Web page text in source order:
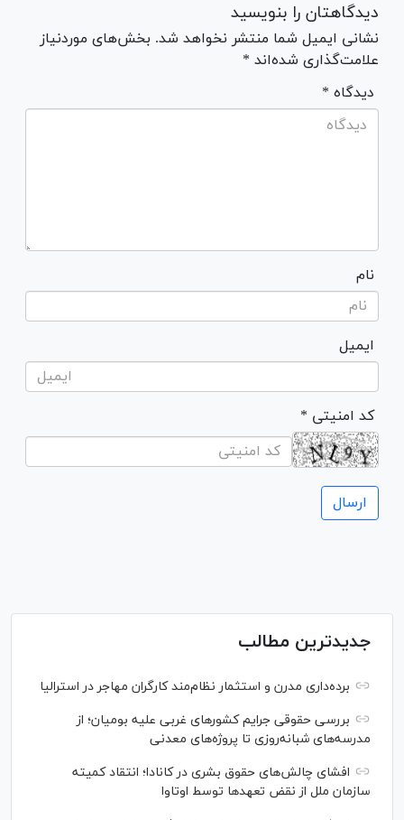
دیدگاهتان را بنویسید
نشانی ایمیل شما منتشر نخواهد شد. بخش‌های موردنیاز
علامت‌گذاری شده‌اند *
* دیدگاه
نام
ایمیل
* کد امنیتی
جدیدترین مطالب
برده‌داری مدرن و استثمار نظام‌مند کارگران مهاجر در استرالیا
بررسی حقوقی جرایم کشور‌های غربی علیه بومیان؛ از
مدرسه‌های شبانه‌روزی تا پروژه‌های معدنی
افشای چالش‌های حقوق بشری در کانادا؛ انتقاد کمیته
سازمان ملل از نقض تعهد‌ها توسط اوتاوا